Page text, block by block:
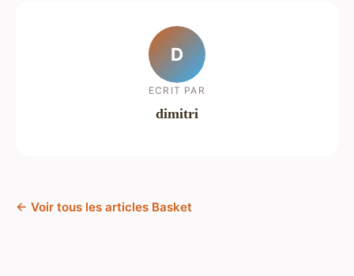
D
ECRIT PAR
dimitri
← Voir tous les articles Basket